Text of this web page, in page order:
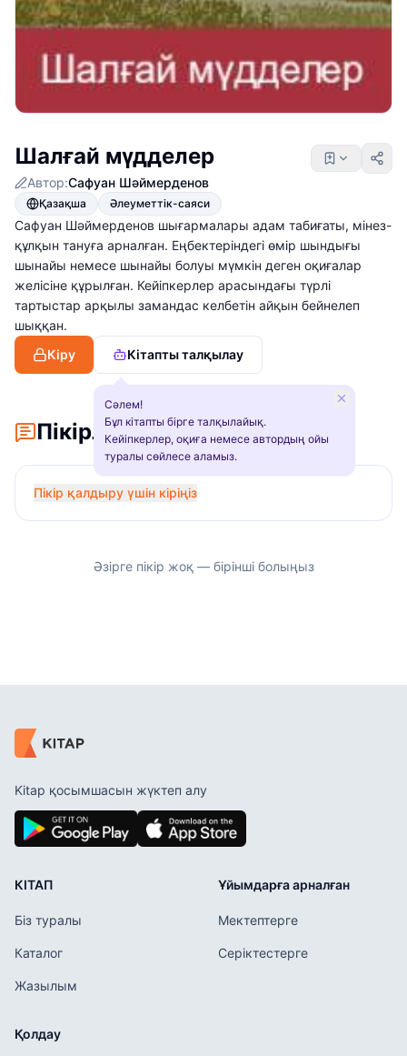
Шалғай мүдделер
Автор:Сафуан Шәймерденов
Қазақша Әлеуметтік-саяси
Сафуан Шәймерденов шығармалары адам табиғаты, мінез-
құлқын тануға арналған. Еңбектеріндегі өмір шындығы
шынайы немесе шынайы болуы мүмкін деген оқиғалар
желісіне құрылған. Кейіпкерлер арасындағы түрлі
тартыстар арқылы замандас келбетін айқын бейнелеп
шыққан.
Кіру
Кітапты талқылау
Сәлем!
Бұл кітапты бірге талқылайық.
Кейіпкерлер, оқиға немесе автордың ойы
туралы сөйлесе аламыз.
Пікірлер
Пікір қалдыру үшін кіріңіз
Әзірге пікір жоқ — бірінші болыңыз
Kitap қосымшасын жүктеп алу
КІТАП
Біз туралы
Каталог
Жазылым
Ұйымдарға арналған
Мектептерге
Серіктестерге
Қолдау